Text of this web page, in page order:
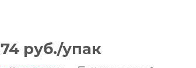
74 руб./упак